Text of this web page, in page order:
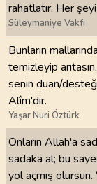
rahatlatır. Her
Süleymaniye Vakfı
Bunların
temizleyip
senin duan/
Alîm'dir.
Yaşar Nuri Öztürk
Onların Allah'a
sadaka al; bu
yol açmış